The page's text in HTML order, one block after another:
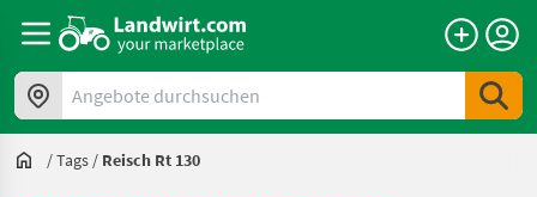
Angebote durchsuchen
/Tags / Reisch Rt 130